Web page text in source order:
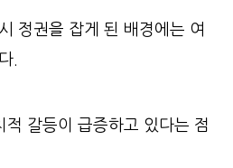
정권을 잡게 된 배경에는 여
.
적 갈등이 급증하고 있다는 점